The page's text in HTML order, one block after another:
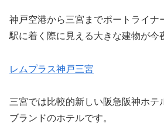
神戸空港から三宮までポートライナ
駅に着く際に見える大きな建物が今
レムプラス神戸三宮
三宮では比較的新しい阪急阪神ホテ
ブランドのホテルです。